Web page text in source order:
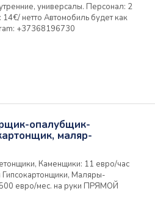
универсалы. Персонал: 2
нетто Автомобиль будет как
+37368196730
опалубщик-
маляр-
Каменщики: 11 евро/час
Маляры-
евро/мес. на руки ПРЯМОЙ
ОФИЦИАЛЬНОЕ
на работу